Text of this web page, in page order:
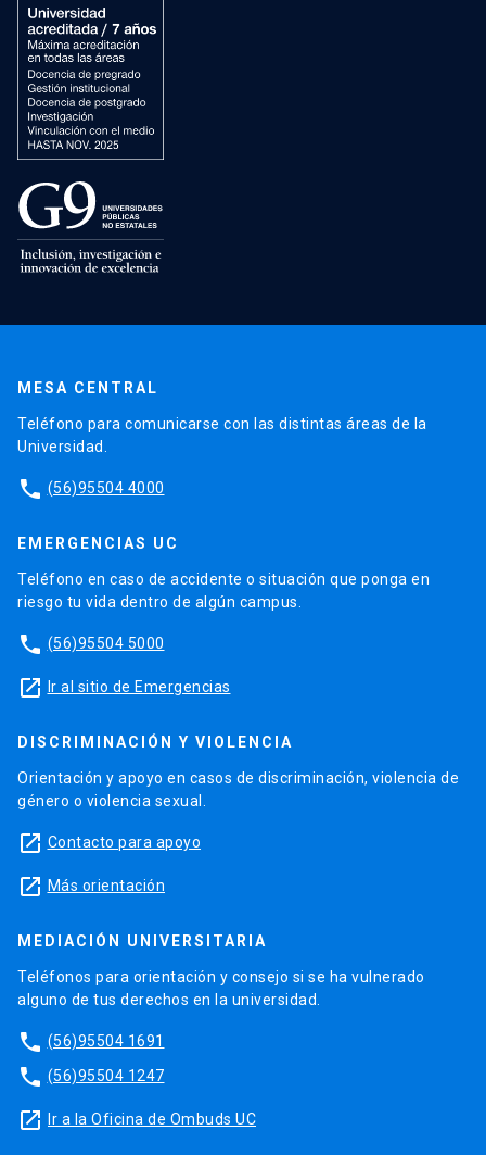
MESA CENTRAL
Teléfono para comunicarse con las distintas áreas de la
Universidad.
phone (56)95504 4000
EMERGENCIAS UC
Teléfono en caso de accidente o situación que ponga en
riesgo tu vida dentro de algún campus.
phone (56)95504 5000
launch Ir al sitio de Emergencias
DISCRIMINACIÓN Y VIOLENCIA
Orientación y apoyo en casos de discriminación, violencia de
género o violencia sexual.
launch Contacto para apoyo
launch Más orientación
MEDIACIÓN UNIVERSITARIA
Teléfonos para orientación y consejo si se ha vulnerado
alguno de tus derechos en la universidad.
phone (56)95504 1691
phone (56)95504 1247
launch Ir a la Oficina de Ombuds UC